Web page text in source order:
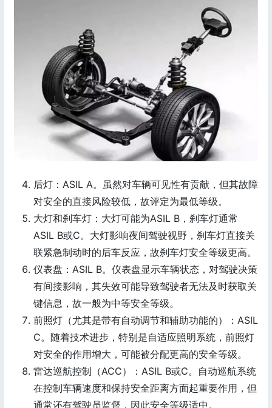
后灯：ASIL A。虽然对车辆可见性有贡献，但其故障
对安全的直接风险较低，故评定为最低等级。
大灯和刹车灯：大灯可能为ASIL B，刹车灯通常
ASIL B或C。大灯影响夜间驾驶视野，刹车灯直接关
联紧急制动时的后车反应，故刹车灯安全等级更高。
仪表盘：ASIL B。仪表盘显示车辆状态，对驾驶决策
有间接影响，其失效可能导致驾驶者无法及时获取关
键信息，故一般为中等安全等级。
前照灯（尤其是带有自动调节和辅助功能的）：ASIL
C。随着技术进步，特别是自适应照明系统，前照灯
对安全的作用增大，可能被分配更高的安全等级。
雷达巡航控制（ACC）：ASIL B或C。自动巡航系统
在控制车辆速度和保持安全距离方面起重要作用，但
通常还有驾驶员监督，因此安全等级适中。